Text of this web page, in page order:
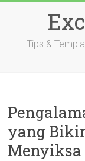
Tips &
yang
Menyiksa